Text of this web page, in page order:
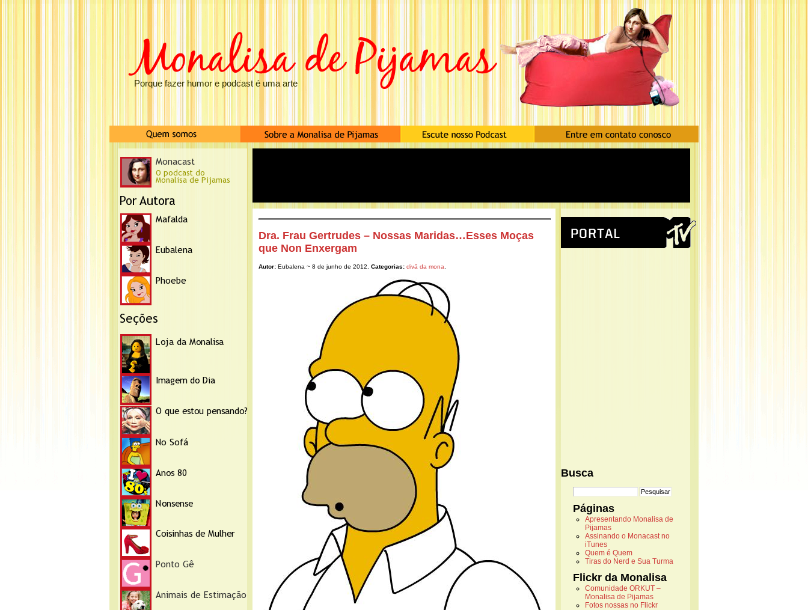
Porque fazer humor e podcast é uma arte
Dra. Frau Gertrudes – Nossas Maridas…Esses Moças
que Non Enxergam
Autor: Eubalena ~ 8 de junho de 2012. Categorias: divã da mona
Busca
Páginas
Apresentando Monalisa de
Pijamas
Assinando o Monacast no
iTunes
Quem é Quem
Tiras do Nerd e Sua Turma
Flickr da Monalisa
Comunidade ORKUT –
Monalisa de Pijamas
Fotos nossas no Flickr